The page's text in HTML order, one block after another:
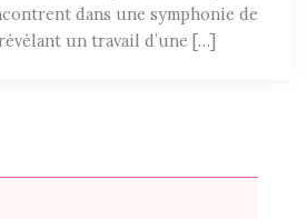
dans une symphonie de
un travail d’une […]